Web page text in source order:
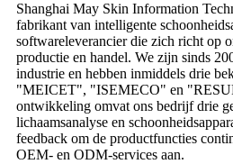
Shanghai May Skin Information
fabrikant van intelligente
softwareleverancier die zich richt op
productie en handel. We zijn sinds
industrie en hebben inmiddels drie
"MEICET", "ISEMECO" en
ontwikkeling omvat ons bedrijf drie
lichaamsanalyse en
feedback om de productfuncties
OEM- en ODM-services aan.